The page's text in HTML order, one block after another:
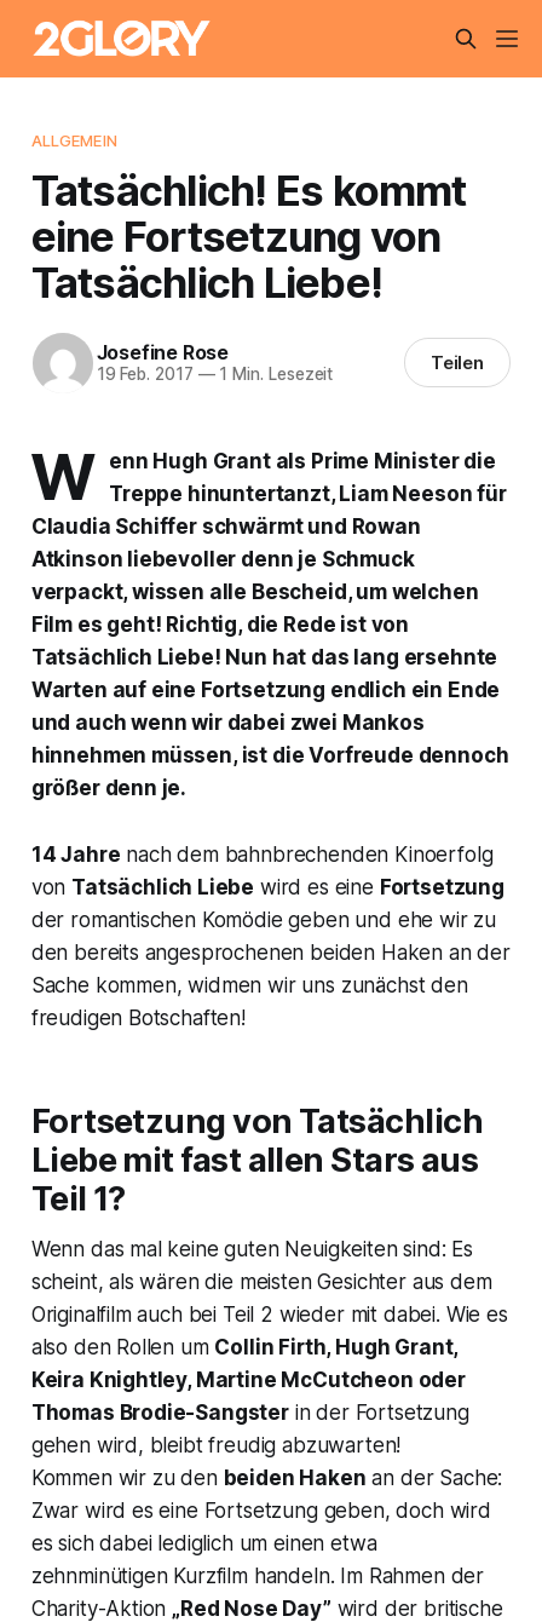
ALLGEMEIN
Tatsächlich! Es kommt
eine Fortsetzung von
Tatsächlich Liebe!
Josefine Rose
19 Feb. 2017 —1 Min. Lesezeit Teilen
W enn Hugh Grant als Prime Minister die
Treppe hinuntertanzt, Liam Neeson für
Claudia Schiffer schwärmt und Rowan
Atkinson liebevoller denn je Schmuck
verpackt, wissen alle Bescheid, um welchen
Film es geht! Richtig, die Rede ist von
Tatsächlich Liebe! Nun hat das lang ersehnte
Warten auf eine Fortsetzung endlich ein Ende
und auch wenn wir dabei zwei Mankos
hinnehmen müssen, ist die Vorfreude dennoch
größer denn je.
14 Jahre nach dem bahnbrechenden Kinoerfolg
von Tatsächlich Liebe wird es eine Fortsetzung
der romantischen Komödie geben und ehe wir zu
den bereits angesprochenen beiden Haken an der
Sache kommen, widmen wir uns zunächst den
freudigen Botschaften!
Fortsetzung von Tatsächlich
Liebe mit fast allen Stars aus
Teil 1?
Wenn das mal keine guten Neuigkeiten sind: Es
scheint, als wären die meisten Gesichter aus dem
Originalfilm auch bei Teil 2 wieder mit dabei. Wie es
also den Rollen um Collin Firth, Hugh Grant,
Keira Knightley, Martine McCutcheon oder
Thomas Brodie-Sangsterin der Fortsetzung
gehen wird, bleibt freudig abzuwarten!
Kommen wir zu den beiden Haken an der Sache:
Zwar wird es eine Fortsetzung geben, doch wird
es sich dabei lediglich um einen etwa
zehnminütigen Kurzfilm handeln. Im Rahmen der
Charity-Aktion „Red Nose Day” wird der britische